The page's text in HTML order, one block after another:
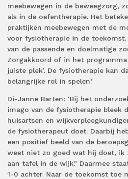
meebewegen in de beweegzorg,
als in de oefentherapie. Het
praktijken meebewegen met de
voor fysiotherapie in de
van de passende en doelmatige
Zorgakkoord of in het programma
juiste plek’. De fysiotherapie kan
belangrijke rol in spelen.’
Di-Janne Barten: ‘Bij het
imago van de fysiotherapie bleek
huisartsen en
de fysiotherapeut doet. Daarbij
een positief beeld van de
weet niet zo goed wat hij doet, ik
aan tafel in de wijk." Daarmee
1-0 achter. Naar de toekomst toe